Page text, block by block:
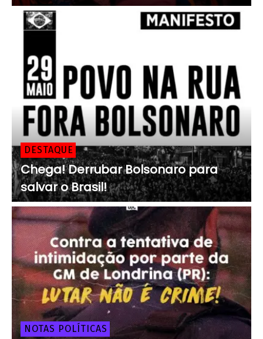
DESTAQUE
Chega! Derrubar Bolsonaro para
salvar o Brasil!
NOTAS POLÍTICAS